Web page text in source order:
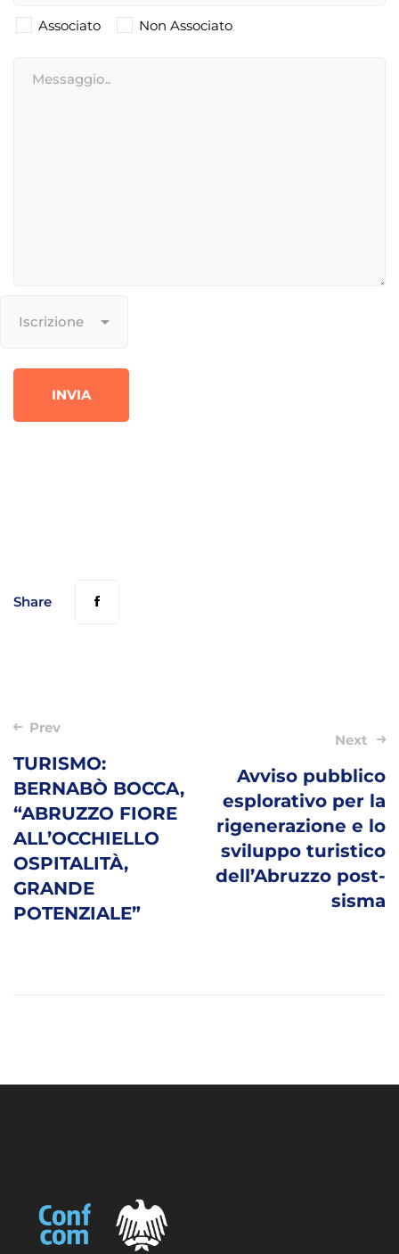
Associato Non Associato
Share
Post
navigation
Prev
TURISMO:
BERNABÒ BOCCA,
“ABRUZZO FIORE
ALL’OCCHIELLO
OSPITALITÀ,
GRANDE
POTENZIALE”
Next
Avviso pubblico
esplorativo per la
rigenerazione e lo
sviluppo turistico
dell’Abruzzo post-
sisma